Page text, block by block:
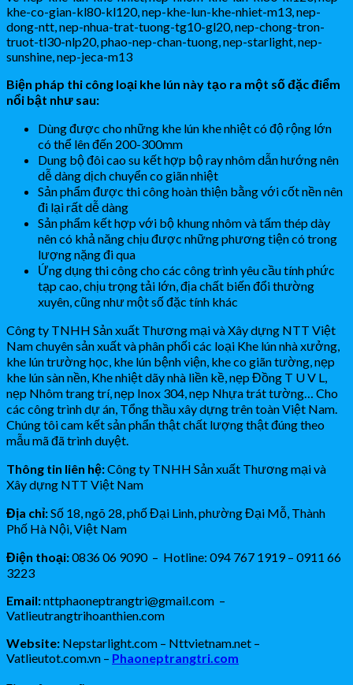
Biện pháp thi công loại khe lún này tạo ra một số đặc điểm
nổi bật như sau:
Dùng được cho những khe lún khe nhiệt có độ rộng lớn
có thể lên đến 200-300mm
Dung bộ đôi cao su kết hợp bộ ray nhôm dẫn hướng nên
dễ dàng dịch chuyển co giãn nhiệt
Sản phẩm được thi công hoàn thiện bằng với cốt nền nên
đi lại rất dễ dàng
Sản phẩm kết hợp với bộ khung nhôm và tấm thép dày
nên có khả năng chịu được những phương tiện có trong
lượng nặng đi qua
Ứng dụng thi công cho các công trình yêu cầu tính phức
tạp cao, chịu trọng tải lớn, địa chất biến đổi thường
xuyên, cũng như một số đặc tính khác
Công ty TNHH Sản xuất Thương mại và Xây dựng NTT Việt
Nam chuyên sản xuất và phân phối các loại Khe lún nhà xưởng,
khe lún trường học, khe lún bệnh viện, khe co giãn tường, nẹp
khe lún sàn nền, Khe nhiệt dãy nhà liền kề, nẹp Đồng T U V L,
nẹp Nhôm trang trí, nẹp Inox 304, nẹp Nhựa trát tường… Cho
các công trình dự án, Tổng thầu xây dựng trên toàn Việt Nam.
Chúng tôi cam kết sản phẩn thật chất lượng thật đúng theo
mẫu mã đã trình duyệt.
Thông tin liên hệ:Công ty TNHH Sản xuất Thương mại và
Xây dựng NTT Việt Nam
Địa chỉ:Số 18, ngõ 28, phố Đại Linh, phường Đại Mỗ, Thành
Phố Hà Nội, Việt Nam
Điện thoại:0836 06 9090 – Hotline: 094 767 1919 – 0911 66
3223
Email:nttphaoneptrangtri@gmail.com –
Vatlieutrangtrihoanthien.com
Website: Nepstarlight.com – Nttvietnam.net –
Vatlieutot.com.vn – Phaoneptrangtri.com